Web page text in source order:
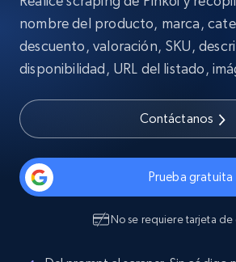
nombre del producto, marca,
descuento, valoración, SKU,
disponibilidad, URL del listado,
Contáctanos
Prueba gratuita
No se requiere tarjeta